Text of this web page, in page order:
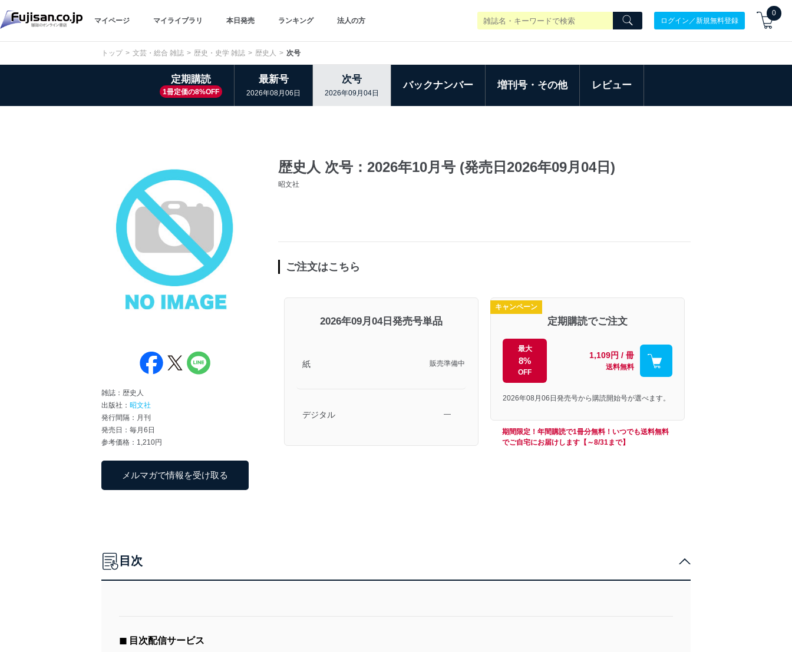
マイページ マイライブラリ 本日発売 ランキング 法人の方 ログイン／新規無料登録
0
トップ 文芸・総合 雑誌 歴史・史学 雑誌 歴史人 次号
定期購読
1冊定価の8%OFF
最新号
2026年08月06日
次号
2026年09月04日
バックナンバー 増刊号・その他 レビュー
雑誌：歴史人
出版社： 昭文社
発行間隔：月刊
発売日：毎月6日
参考価格：1,210円
メルマガで情報を受け取る
歴史人 次号：2026年10月号 (発売日2026年09月04日)
昭文社
ご注文はこちら
2026年09月04日発売号単品
紙 販売準備中
デジタル ―
キャンペーン
定期購読でご注文
最大
8%
OFF
1,109円 / 冊
送料無料
2026年08月06日発売号から購読開始号が選べます。
期間限定！年間購読で1冊分無料！いつでも送料無料
でご自宅にお届けします【～8/31まで】
目次
◼︎ 目次配信サービス